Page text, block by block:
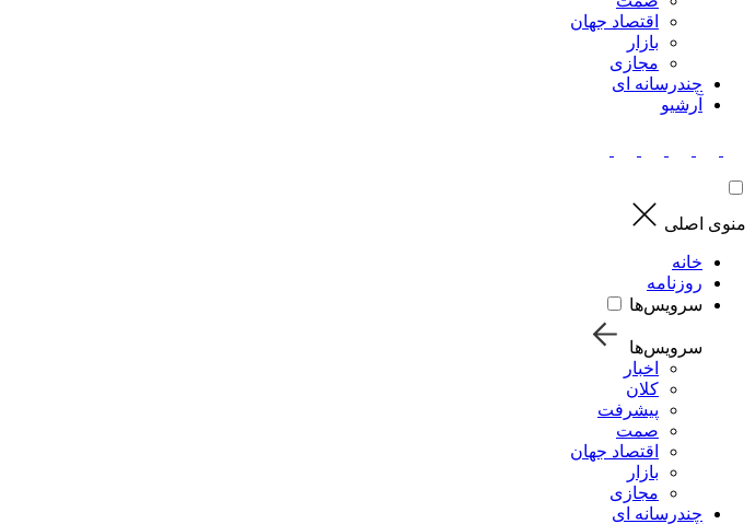
اقتصاد جهان
بازار
مجازی
چندرسانه ای
آرشیو
منوی اصلی
خانه
روزنامه
سرویس‌ها
سرویس‌ها
اخبار
کلان
پیشرفت
صمت
اقتصاد جهان
بازار
مجازی
چندرسانه ای